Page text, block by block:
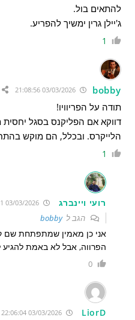
להתאים בול.
ג'יילן גרין ימשיך להפריע.
1
bobby
תודה על הפריוויו!
דווקא אם הפליקנס בסגל
הלייקרס. ובכלל, הם מוקש
1
רועי ויינברג
הגב לbobby
אני כן מאמין שמתפתחת שם
הפרווה, אבל לא באמת להגיע
0
LiorD